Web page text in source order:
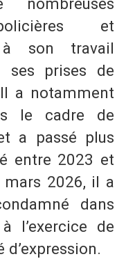
et
à son travail
ses prises de
a notamment
le cadre de
a passé plus
entre 2023 et
2026, il a
dans
l’exercice de